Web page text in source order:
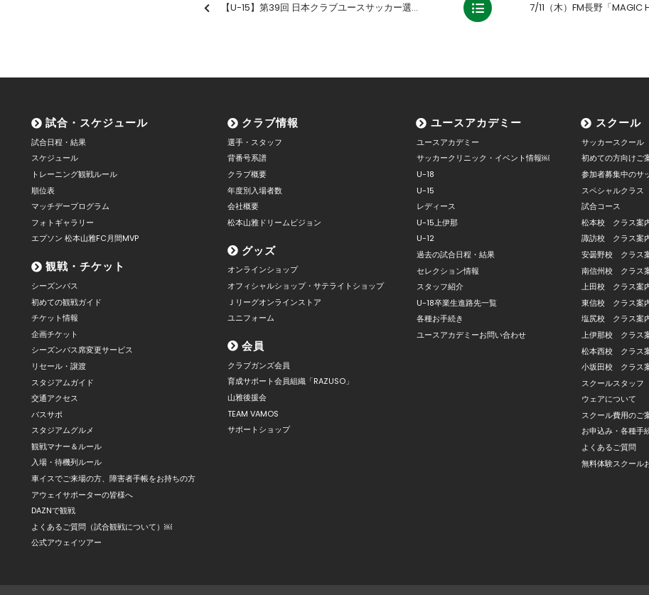
【U-15】第39回 日本クラブユースサッカー選手権(U-15)大会 日程のお知らせ
試合・スケジュール
試合日程・結果
スケジュール
トレーニング観戦ルール
順位表
マッチデープログラム
フォトギャラリー
エプソン 松本山雅FC月間MVP
観戦・チケット
シーズンパス
初めての観戦ガイド
チケット情報
企画チケット
シーズンパス席変更サービス
リセール・譲渡
スタジアムガイド
交通アクセス
バスサポ
スタジアムグルメ
観戦マナー＆ルール
入場・待機列ルール
車イスでご来場の方、障害者手帳をお持ちの方
アウェイサポーターの皆様へ
DAZNで観戦
よくあるご質問（試合観戦について）￼
公式アウェイツアー
クラブ情報
選手・スタッフ
背番号系譜
クラブ概要
年度別入場者数
会社概要
松本山雅ドリームビジョン
グッズ
オンラインショップ
オフィシャルショップ・サテライトショップ
Ｊリーグオンラインストア
ユニフォーム
会員
クラブガンズ会員
育成サポート会員組織「RAZUSO」
山雅後援会
TEAM VAMOS
サポートショップ
ユースアカデミー
ユースアカデミー
サッカークリニック・イベント情報￼
U-18
U-15
レディース
U-15上伊那
U-12
過去の試合日程・結果
セレクション情報
スタッフ紹介
U-18卒業生進路先一覧
各種お手続き
ユースアカデミーお問い合わせ
スクール
サッカースクール
初めての方向けご
参加者募集中のサ
スペシャルクラス
試合コース
松本校 クラス案
諏訪校 クラス案
安曇野校 クラス
南信州校 クラス
上田校 クラス案
東信校 クラス案
塩尻校 クラス案
上伊那校 クラス
松本西校 クラス
小坂田校 クラス
スクールスタッフ
ウェアについて
スクール費用のご
お申込み・各種手
よくあるご質問
無料体験スクール